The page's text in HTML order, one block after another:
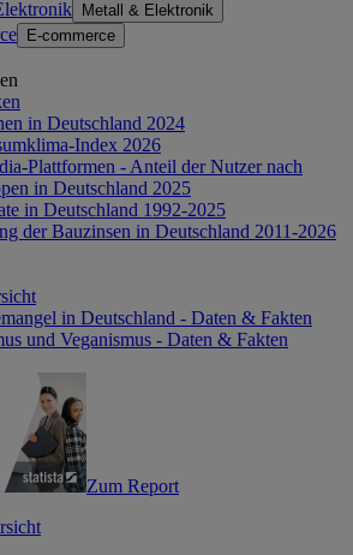
Metall & Elektronik
E-commerce
in Deutschland 2024
Index 2026
Plattformen - Anteil der Nutzer nach
in Deutschland 2025
in Deutschland 1992-2025
der Bauzinsen in Deutschland 2011-2026
in Deutschland - Daten & Fakten
und Veganismus - Daten & Fakten
Zum Report